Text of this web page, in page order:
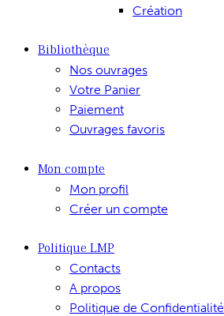
Création
Bibliothèque
Nos ouvrages
Votre Panier
Paiement
Ouvrages favoris
Mon compte
Mon profil
Créer un compte
Politique LMP
Contacts
A propos
Politique de Confidentialité